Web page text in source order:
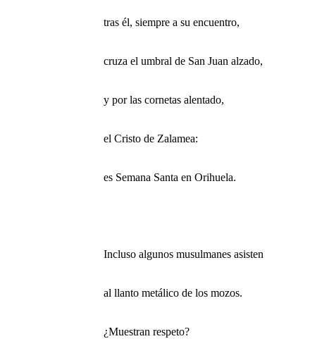
tras él, siempre a su encuentro,
cruza el umbral de San Juan alzado,
y por las cornetas alentado,
el Cristo de Zalamea:
es Semana Santa en Orihuela.
Incluso algunos musulmanes asisten
al llanto metálico de los mozos.
¿Muestran respeto?